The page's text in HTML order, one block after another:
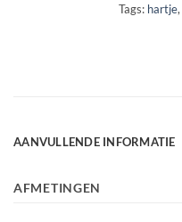
Tags: hartje,
AANVULLENDE INFORMATIE
AFMETINGEN